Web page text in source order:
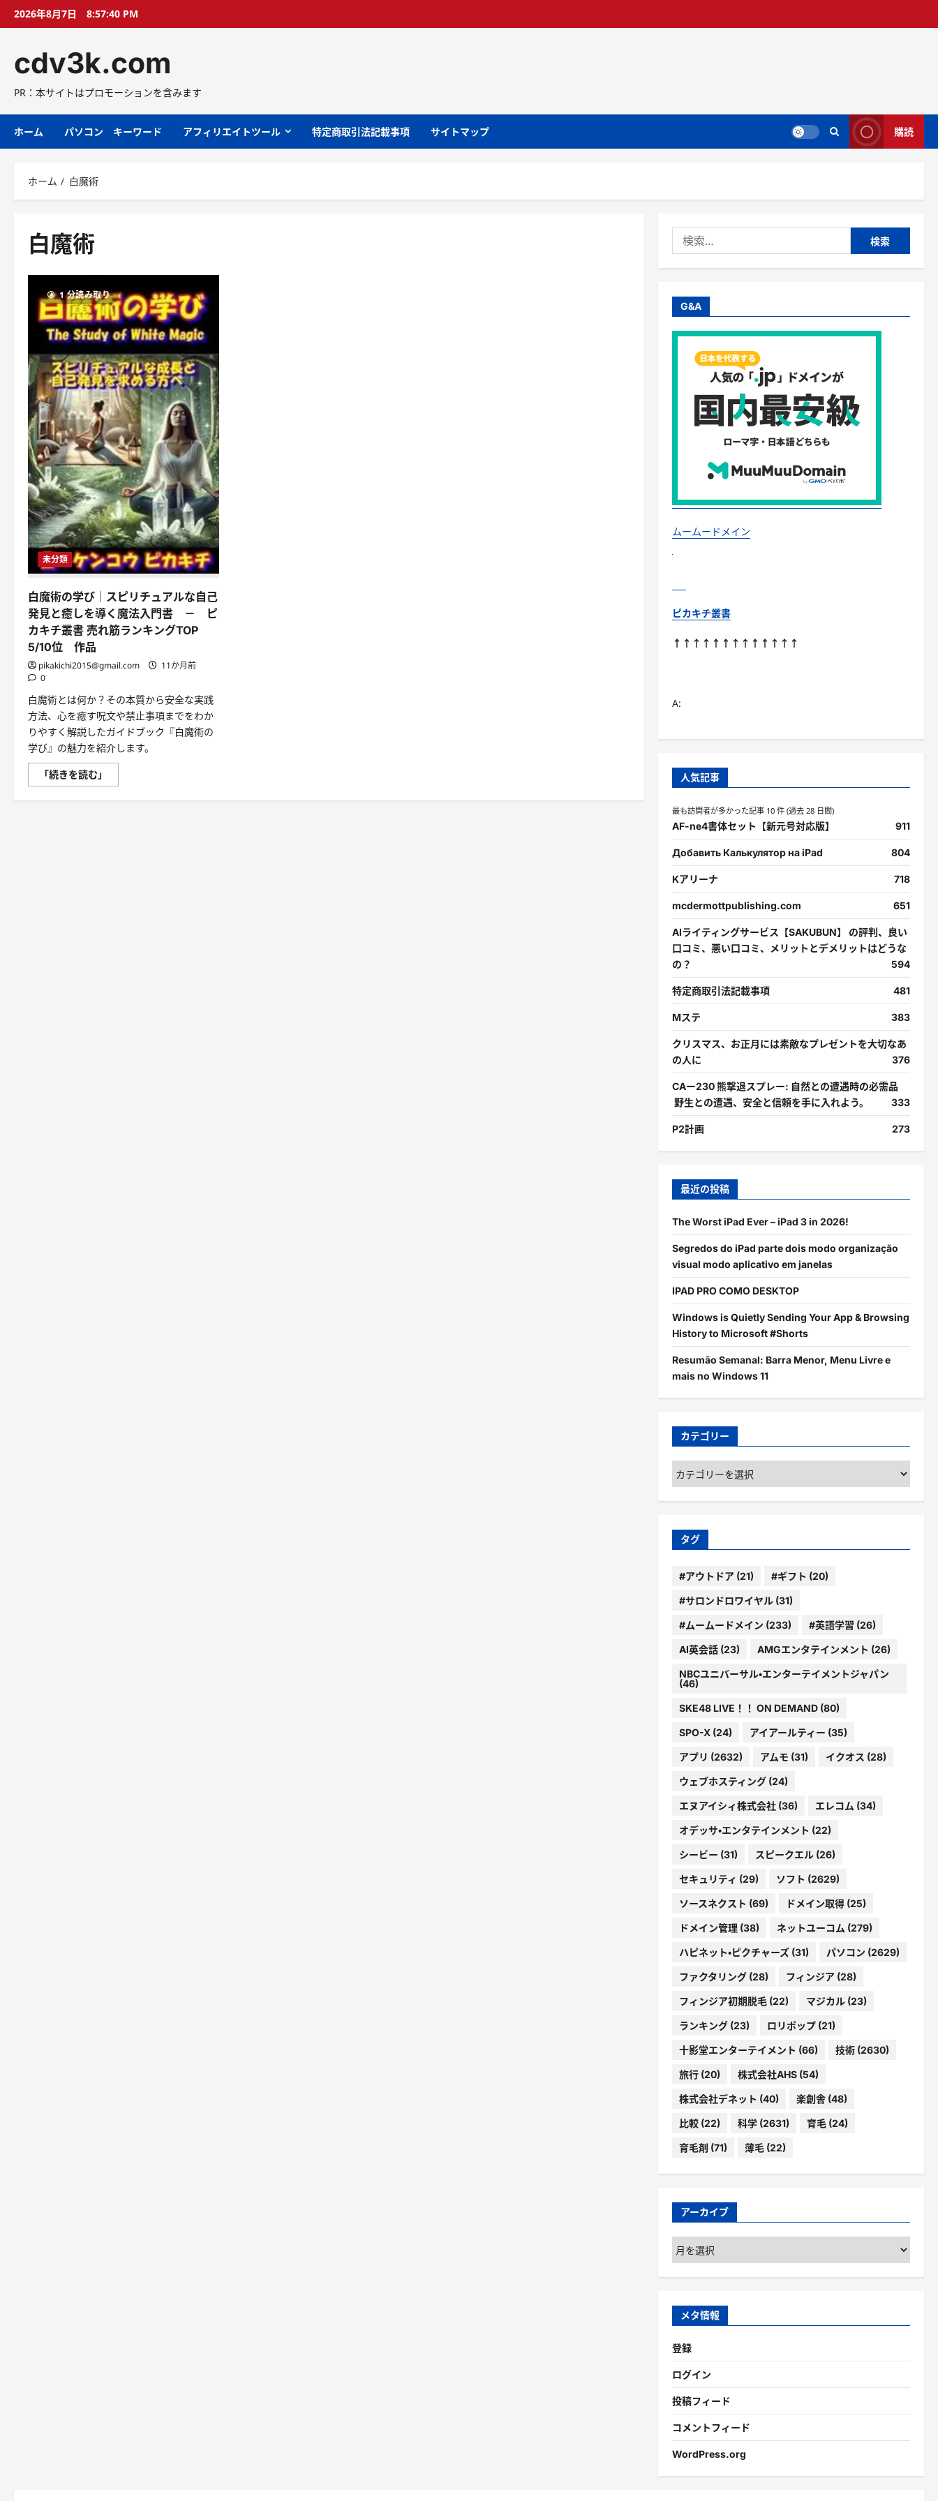
プ
2026年8月7日 8:57:41 PM
cdv3k.com
PR：本サイトはプロモーションを含みます
ホーム パソコン キーワード アフィリエイトツール 特定商取引法記載事項 サイトマップ 購読
ホーム 白魔術
白魔術
1 分読み取り
未分類
白魔術の学び｜スピリチュアルな自己
発見と癒しを導く魔法入門書 － ピ
カキチ叢書 売れ筋ランキングTOP
5/10位 作品
pikakichi2015@gmail.com
11か月前
0
白魔術とは何か？その本質から安全な実践
方法、心を癒す呪文や禁止事項までをわか
りやすく解説したガイドブック『白魔術の
学び』の魅力を紹介します。
「続きを読む」
魔
の
索:
G&A
ムームードメイン
ピカキチ叢書
↑↑↑↑↑↑↑↑↑↑↑↑↑
A:
人気記事
最も訪問者が多かった記事 10 件 (過去 28 日間)
AF-ne4書体セット【新元号対応版】 911
Добавить Калькулятор на iPad 804
Kアリーナ 718
mcdermottpublishing.com 651
AIライティングサービス【SAKUBUN】 の評判、良い
口コミ、悪い口コミ、メリットとデメリットはどうな
の？
594
特定商取引法記載事項 481
Mステ 383
クリスマス、お正月には素敵なプレゼントを大切なあ
の人に
376
CAー230 熊撃退スプレー: 自然との遭遇時の必需品
野生との遭遇、安全と信頼を手に入れよう。
333
P2計画 273
最近の投稿
The Worst iPad Ever – iPad 3 in 2026!
Segredos do iPad parte dois modo organização
visual modo aplicativo em janelas
IPAD PRO COMO DESKTOP
Windows is Quietly Sending Your App & Browsing
History to Microsoft #Shorts
Resumão Semanal: Barra Menor, Menu Livre e
mais no Windows 11
カテゴリー
カ
テ
ゴ
ー
タグ
#アウトドア(21) #ギフト (20)
#サロンドロワイヤル(31)
#ムームードメイン (233) #英語学習 (26)
AI英会話(23) AMGエンタテインメント (26)
NBCユニバーサル・エンターテイメントジャパン
(46)
SKE48 LIVE！！ ON DEMAND(80)
SPO-X(24) アイアールティー (35)
アプリ (2632) アムモ (31) イクオス (28)
ウェブホスティング(24)
エヌアイシィ株式会社(36) エレコム (34)
オデッサ・エンタテインメント (22)
シービー (31) スピークエル(26)
セキュリティ (29) ソフト (2629)
ソースネクスト (69) ドメイン取得(25)
ドメイン管理(38) ネットユーコム (279)
ハピネット・ピクチャーズ(31) パソコン (2629)
ファクタリング(28) フィンジア(28)
フィンジア初期脱毛(22) マジカル(23)
ランキング(23) ロリポップ(21)
十影堂エンターテイメント (66) 技術(2630)
旅行(20) 株式会社AHS(54)
株式会社デネット (40) 楽創舎(48)
比較(22) 科学(2631) 育毛(24)
育毛剤 (71) 薄毛(22)
アーカイブ
ア
ー
カ
ブ
メタ情報
登録
ログイン
投稿フィード
コメントフィード
WordPress.org